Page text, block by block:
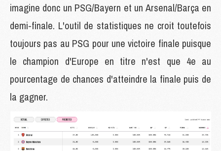
imagine donc un PSG/Bayern et un Arsenal/Barça en
demi-finale. L'outil de statistiques ne croit toutefois
toujours pas au PSG pour une victoire finale puisque
le champion d'Europe en titre n'est que 4e au
pourcentage de chances d'atteindre la finale puis de
la gagner.